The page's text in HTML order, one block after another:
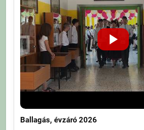
Ballagás, évzáró 2026